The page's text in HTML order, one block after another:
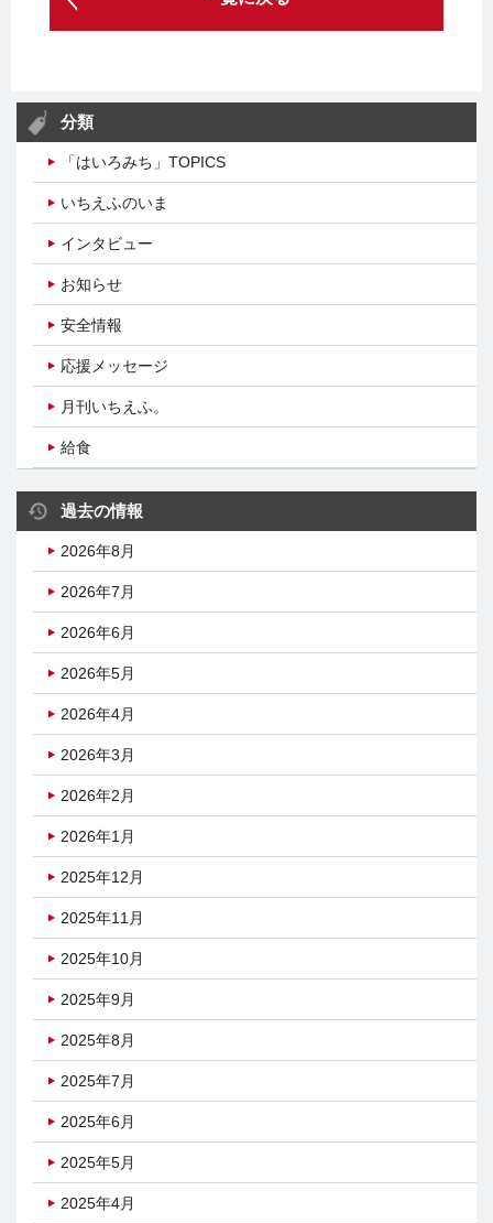
分類
「はいろみち」TOPICS
いちえふのいま
インタビュー
お知らせ
安全情報
応援メッセージ
月刊いちえふ。
給食
過去の情報
2026年8月
2026年7月
2026年6月
2026年5月
2026年4月
2026年3月
2026年2月
2026年1月
2025年12月
2025年11月
2025年10月
2025年9月
2025年8月
2025年7月
2025年6月
2025年5月
2025年4月